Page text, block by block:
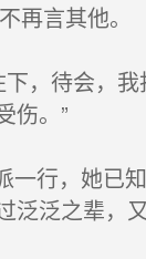
再言其他。
，待会，我
伤。”
一行，她已
泛泛之辈，